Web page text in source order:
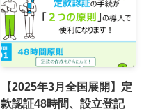
【2025年3月全国展開】定
款認証48時間、設立登記